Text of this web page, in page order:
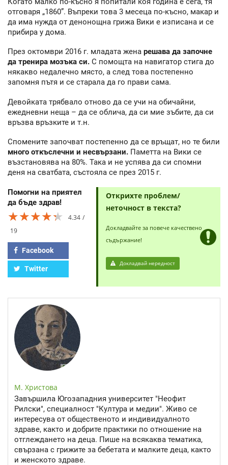
отговаря „1860”. Въпреки това 3 месеца по-късно, макар и
да има нужда от денонощна грижа Вики е изписана и се
прибира у дома.
През октомври 2016 г. младата жена решава да започне
да тренира мозъка си. С помощта на навигатор стига до
някакво недалечно място, а след това постепенно
запомня пътя и се старала да го прави сама.
Девойката трябвало отново да се учи на обичайни,
ежедневни неща – да се облича, да си мие зъбите, да си
връзва връзките и т.н.
Спомените започват постепенно да се връщат, но те били
много откъслечни и несвързани. Паметта на Вики се
възстановява на 80%. Така и не успява да си спомни
деня на сватбата, състояла се през 2015 г.
Помогни на приятел
да бъде здрав!
★★★★★
★★★★★
★★★★★
4.34
19
Facebook
Twitter
Открихте проблем/
неточност в текста?
Докладвайте за повече качествено
съдържание!
Докладвай нередност
М. Христова
Завършила Югозападния университет "Неофит
Рилски", специалност "Култура и медии". Живо се
интересува от общественото и индивидуалното
здраве, както и добрите практики по отношение на
отглеждането на деца. Пише на всякаква тематика,
свързана с грижите за бебетата и малките деца, както
и женското здраве.